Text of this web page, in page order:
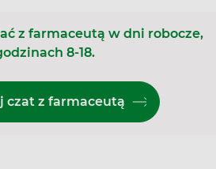
z farmaceutą w dni robocze,
8-18.
czat z farmaceutą